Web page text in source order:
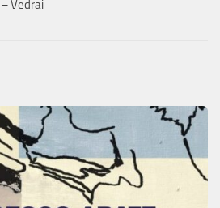
– Vedrai